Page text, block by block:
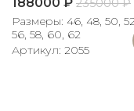
235000₽
Размеры: 46, 48, 50,
56, 58, 60, 62
Артикул: 2055